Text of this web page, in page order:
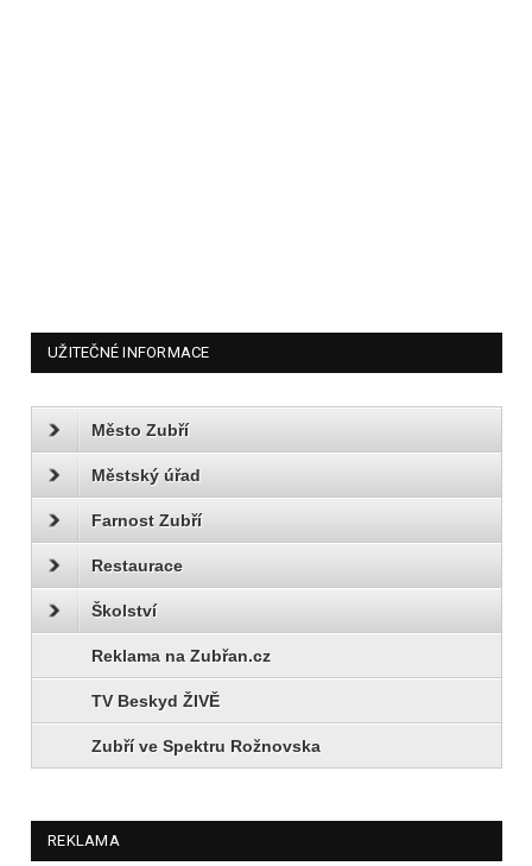
UŽITEČNÉ INFORMACE
Město Zubří
Městský úřad
Farnost Zubří
Restaurace
Školství
Reklama na Zubřan.cz
TV Beskyd ŽIVĚ
Zubří ve Spektru Rožnovska
REKLAMA